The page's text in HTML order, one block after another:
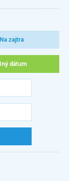
Na zajtra
Iný dátum